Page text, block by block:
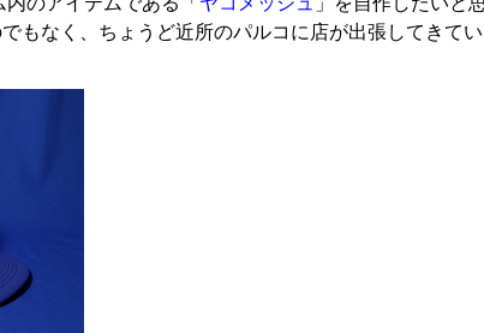
もなく、ちょうど近所のパルコに店が出張してきて